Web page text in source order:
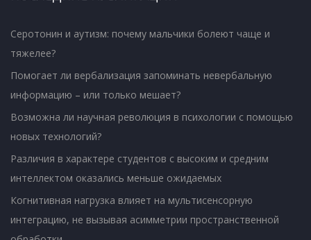
Серотонин и аутизм: почему мальчики болеют чаще и
тяжелее?
Помогает ли вербализация запоминать невербальную
информацию – или только мешает?
Возможна ли научная революция в психологии с помощью
новых технологий?
Различия в характере студентов с высоким и средним
интеллектом оказались меньше ожидаемых
Когнитивная нагрузка влияет на мультисенсорную
интеграцию, не вызывая асимметрии пространственной